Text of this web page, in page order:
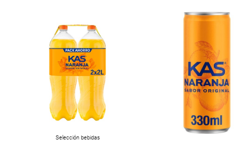
Selección bebidas